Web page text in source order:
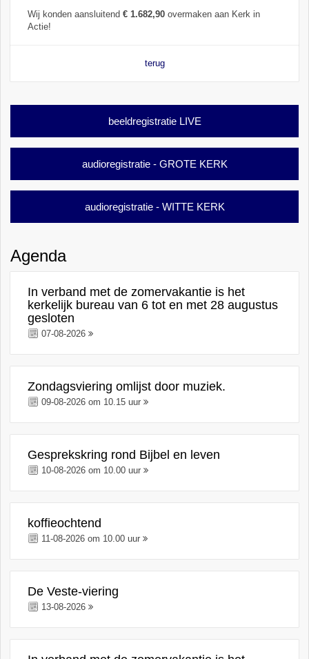
Wij konden aansluitend€ 1.682,90 overmaken aan Kerk in
Actie!
terug
beeldregistratie LIVE
audioregistratie - GROTE KERK
audioregistratie - WITTE KERK
Agenda
In verband met de zomervakantie is het
kerkelijk bureau van 6 tot en met 28 augustus
gesloten
07-08-2026
Zondagsviering omlijst door muziek.
09-08-2026 om 10.15 uur
Gesprekskring rond Bijbel en leven
10-08-2026 om 10.00 uur
koffieochtend
11-08-2026 om 10.00 uur
De Veste-viering
13-08-2026